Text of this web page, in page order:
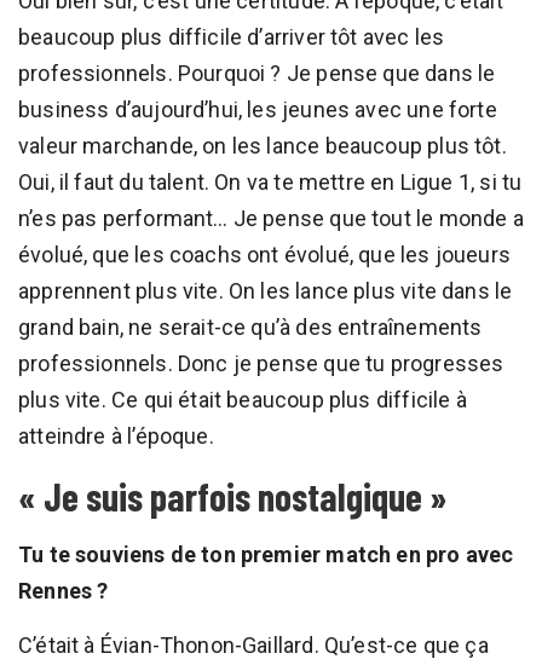
beaucoup plus difficile d’arriver tôt avec les
professionnels. Pourquoi ? Je pense que dans le
business d’aujourd’hui, les jeunes avec une forte
valeur marchande, on les lance beaucoup plus tôt.
Oui, il faut du talent. On va te mettre en Ligue 1, si tu
n’es pas performant… Je pense que tout le monde a
évolué, que les coachs ont évolué, que les joueurs
apprennent plus vite. On les lance plus vite dans le
grand bain, ne serait-ce qu’à des entraînements
professionnels. Donc je pense que tu progresses
plus vite. Ce qui était beaucoup plus difficile à
atteindre à l’époque.
« Je suis parfois nostalgique »
Tu te souviens de ton premier match en pro avec
Rennes ?
C’était à Évian-Thonon-Gaillard. Qu’est-ce que ça